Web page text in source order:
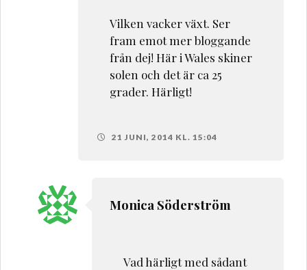
Vilken vacker växt. Ser
fram emot mer bloggande
från dej! Här i Wales skiner
solen och det är ca 25
grader. Härligt!
21 JUNI, 2014 KL. 15:04
Monica Söderström
Vad härligt med sådant